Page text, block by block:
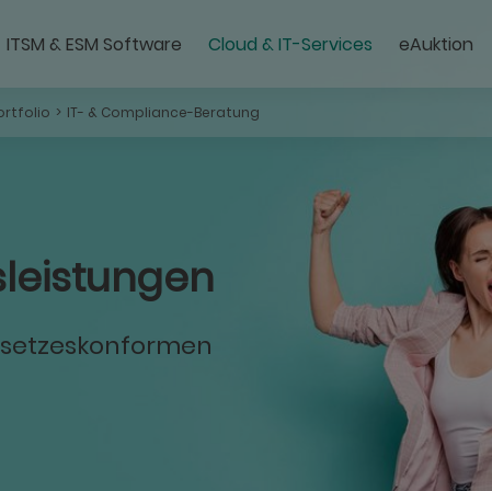
ITSM & ESM Software Cloud & IT-Services eAuktion
IT- & Compliance-Beratung